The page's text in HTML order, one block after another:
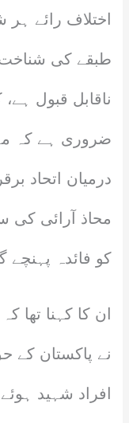
اختلاف رائے
طبقے کی شناخت
ناقابل قبول
ضروری ہے کہ
درمیان اتحاد
محاذ آرائی
کو فائدہ پہنچے
نے پاکستان کے
افراد شہید